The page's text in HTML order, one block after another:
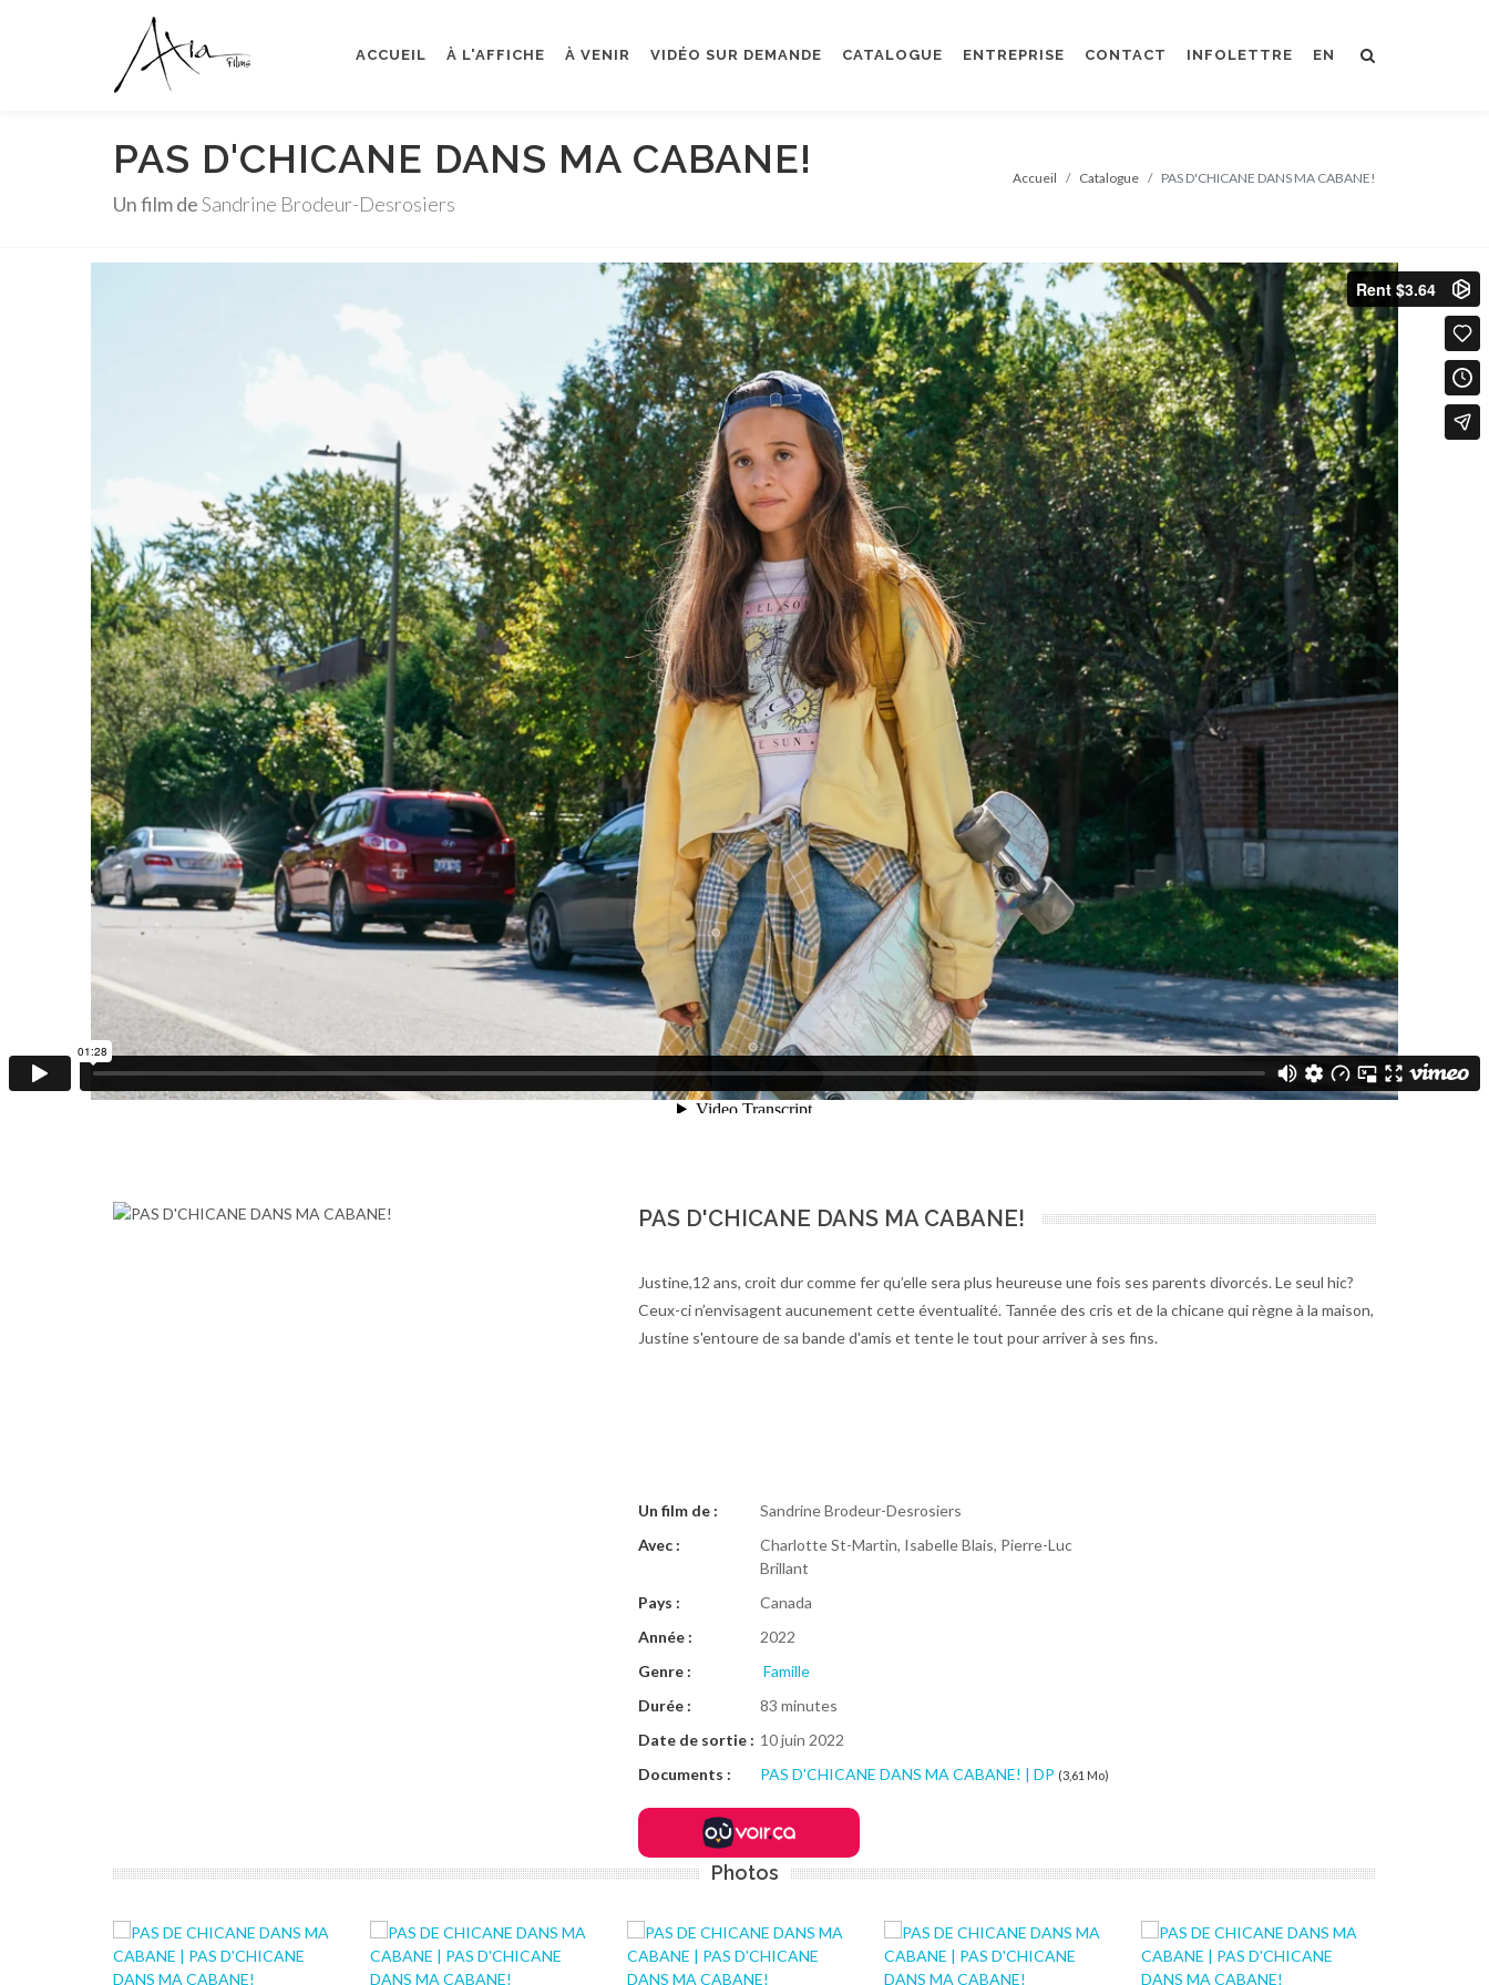
ACCUEIL À L'AFFICHE À VENIR VIDÉO SUR DEMANDE CATALOGUE ENTREPRISE CONTACT INFOLETTRE EN
PAS D'CHICANE DANS MA CABANE!
Un film deSandrine Brodeur-Desrosiers
Accueil Catalogue PAS D'CHICANE DANS MA CABANE!
PAS D'CHICANE DANS MA CABANE!
Justine,12 ans, croit dur comme fer qu’elle sera plus heureuse une fois ses parents divorcés. Le seul hic?
Ceux-ci n’envisagent aucunement cette éventualité. Tannée des cris et de la chicane qui règne à la maison,
Justine s'entoure de sa bande d'amis et tente le tout pour arriver à ses fins.
Un film de :
Sandrine Brodeur-Desrosiers
Avec :
Charlotte St-Martin, Isabelle Blais, Pierre-Luc
Brillant
Pays :
Canada
Année :
2022
Genre :
Famille
Durée :
83 minutes
Date de sortie : 10 juin 2022
Documents :
PAS D'CHICANE DANS MA CABANE! | DP (3,61 Mo)
Photos